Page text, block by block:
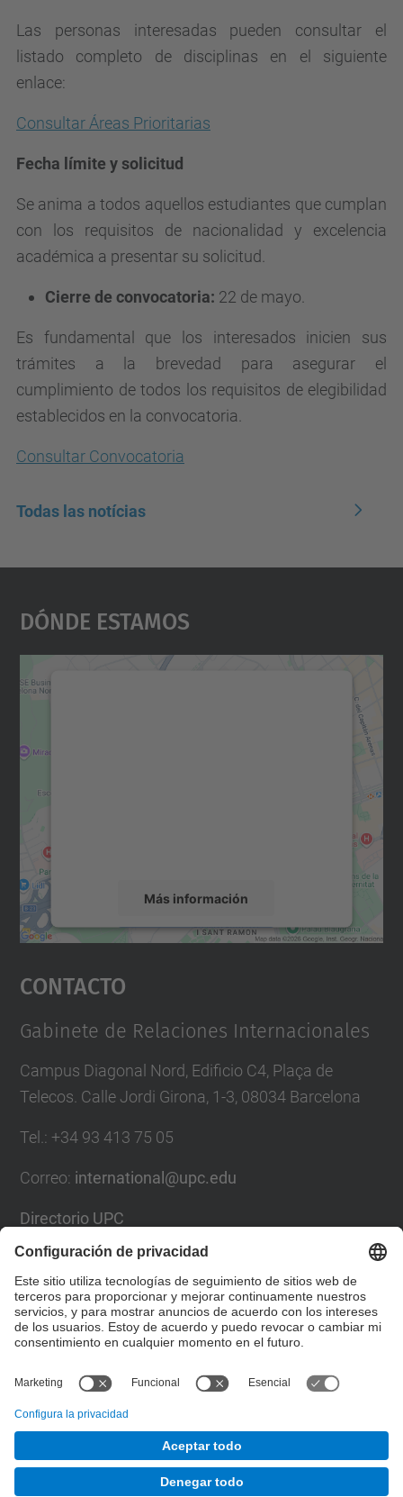
Las personas interesadas pueden consultar el
listado completo de disciplinas en el siguiente
enlace:
Consultar Áreas Prioritarias
Fecha límite y solicitud
Se anima a todos aquellos estudiantes que cumplan
con los requisitos de nacionalidad y excelencia
académica a presentar su solicitud.
Cierre de convocatoria: 22 de mayo.
Es fundamental que los interesados inicien sus
trámites a la brevedad para asegurar el
cumplimiento de todos los requisitos de elegibilidad
establecidos en la convocatoria.
Consultar Convocatoria
Todas las notícias
Dónde Estamos
Más información
Aceptar
powered by
Contacto
Gabinete de Relaciones Internacionales
Campus Diagonal Nord, Edificio C4, Plaça de
Telecos. Calle Jordi Girona, 1-3, 08034 Barcelona
Tel. : +34 93 413 75 05
Correo: international@upc.edu
Directorio UPC
Formulario de contacto y buzón de sugerencias
Lista Redes Sociales
Gabinete de Relaciones Internacionales